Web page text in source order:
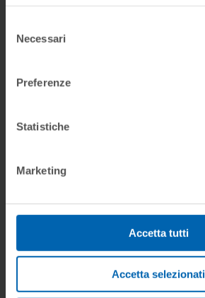
delNecessari
Preferenze
Statistiche
Marketing
Accetta tutti
Accetta selezionati
DOCUMENTOS
Gama de Producto
Ficha de producto
Ficha técnica